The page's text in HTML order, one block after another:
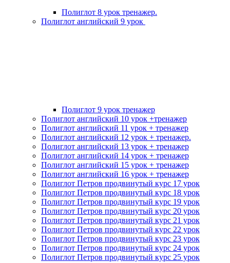
Полиглот 8 урок тренажер.
Полиглот английский 9 урок
Полиглот 9 урок тренажер
Полиглот английский 10 урок +тренажер
Полиглот английский 11 урок + тренажер
Полиглот английский 12 урок + тренажер.
Полиглот английский 13 урок + тренажер
Полиглот английский 14 урок + тренажер
Полиглот английский 15 урок + тренажер
Полиглот английский 16 урок + тренажер
Полиглот Петров продвинутый курс 17 урок
Полиглот Петров продвинутый курс 18 урок
Полиглот Петров продвинутый курс 19 урок
Полиглот Петров продвинутый курс 20 урок
Полиглот Петров продвинутый курс 21 урок
Полиглот Петров продвинутый курс 22 урок
Полиглот Петров продвинутый курс 23 урок
Полиглот Петров продвинутый курс 24 урок
Полиглот Петров продвинутый курс 25 урок